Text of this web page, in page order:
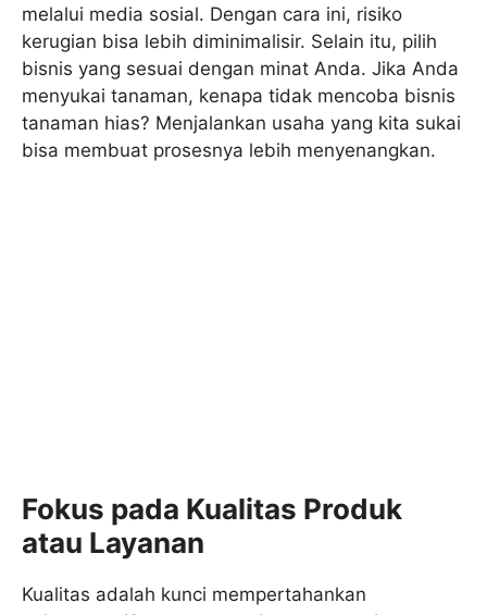
melalui media sosial. Dengan cara ini, risiko
kerugian bisa lebih diminimalisir. Selain itu, pilih
bisnis yang sesuai dengan minat Anda. Jika Anda
menyukai tanaman, kenapa tidak mencoba bisnis
tanaman hias? Menjalankan usaha yang kita sukai
bisa membuat prosesnya lebih menyenangkan.
Fokus pada Kualitas Produk
atau Layanan
Kualitas adalah kunci mempertahankan